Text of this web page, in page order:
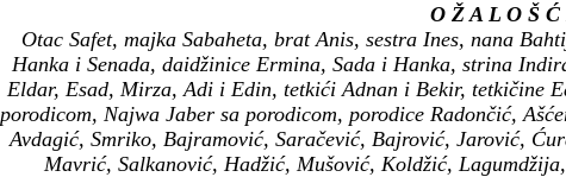
O Ž A L O Š
Otac Safet, majka Sabaheta, brat Anis, sestra Ines, nana
Hanka i Senada, daidžinice Ermina, Sada i Hanka, strina
Eldar, Esad, Mirza, Adi i Edin, tetkići Adnan i Bekir, tetkičine
porodicom, Najwa Jaber sa porodicom, porodice Radončić,
Avdagić, Smriko, Bajramović, Saračević, Bajrović, Jarović,
Mavrić, Salkanović, Hadžić, Mušović, Koldžić,